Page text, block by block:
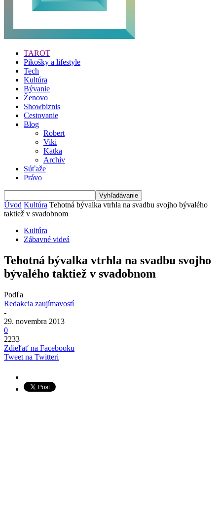
TAROT
Pikošky a lifestyle
Tech
Kultúra
Bývanie
Ženovo
Showbiznis
Cestovanie
Blog
Robert
Viki
Katka
Archív
Súťaže
Právo
Úvod Kultúra Tehotná bývalka vtrhla na svadbu svojho bývalého
taktiež v svadobnom
Kultúra
Zábavné videá
Tehotná bývalka vtrhla na svadbu svojho
bývalého taktiež v svadobnom
Podľa
Redakcia zaujímavostí
-
29. novembra 2013
0
2233
Zdieľať na Facebooku
Tweet na Twitteri